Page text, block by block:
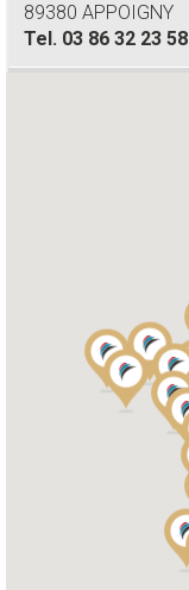
89380 APPOIGNY
Tel. 03 86 32 23 58